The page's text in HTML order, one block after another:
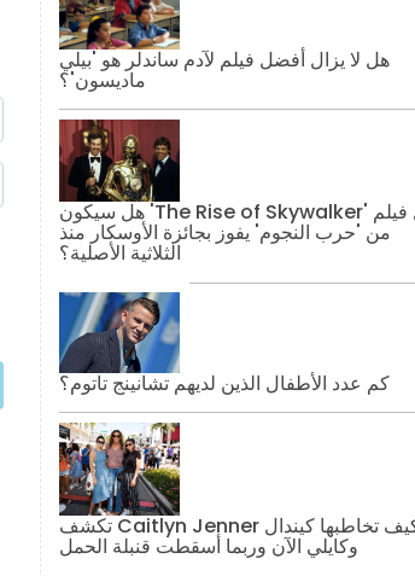
هل لا يزال أفضل فيلم لآدم ساندلر هو 'بيلي
ماديسون'؟
هل سيكون 'The Rise of Skywalker' أول فيلم
من 'حرب النجوم' يفوز بجائزة الأوسكار منذ
الثلاثية الأصلية؟
كم عدد الأطفال الذين لديهم تشانينج تاتوم؟
تكشف Caitlyn Jenner كيف تخاطبها كيندال
وكايلي الآن وربما أسقطت قنبلة الحمل